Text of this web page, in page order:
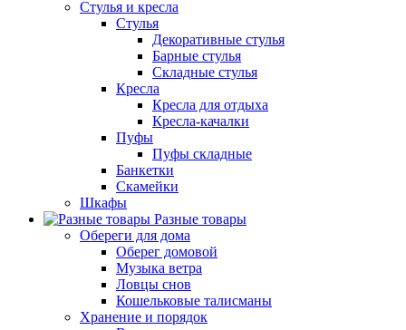
Стулья и кресла
Стулья
Декоративные стулья
Барные стулья
Складные стулья
Кресла
Кресла для отдыха
Кресла-качалки
Пуфы
Пуфы складные
Банкетки
Скамейки
Шкафы
Разные товары
Обереги для дома
Оберег домовой
Музыка ветра
Ловцы снов
Кошельковые талисманы
Хранение и порядок